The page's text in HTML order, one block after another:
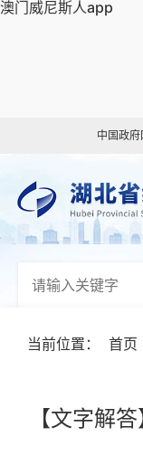
澳门威尼斯人app
中国政府
当前位置： 首页
【文字解